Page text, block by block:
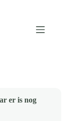
er is nog